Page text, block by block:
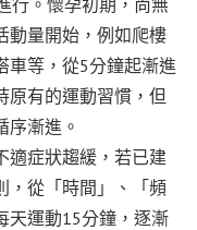
動量開始，例如爬樓
車等，從5分鐘起漸進
原有的運動習慣，但
序漸進。
適症狀趨緩，若已建
，從「時間」、「頻
天運動15分鐘，逐漸